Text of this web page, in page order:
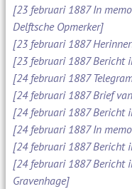
[23 februari 1887 In
Delftsche Opmerker]
[23 februari 1887
[23 februari 1887 Bericht
[24 februari 1887
[24 februari 1887 Brief
[24 februari 1887 Bericht
[24 februari 1887 In
[24 februari 1887 Bericht
[24 februari 1887 Bericht
Gravenhage]